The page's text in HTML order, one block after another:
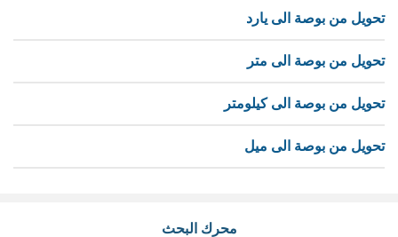
تحويل من بوصة الى يارد
تحويل من بوصة الى متر
تحويل من بوصة الى كيلومتر
تحويل من بوصة الى ميل
محرك البحث